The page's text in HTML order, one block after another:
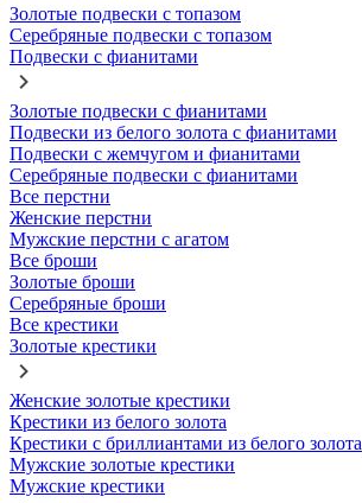
Золотые подвески с топазом
Серебряные подвески с топазом
Подвески с фианитами
Золотые подвески с фианитами
Подвески из белого золота с фианитами
Подвески с жемчугом и фианитами
Серебряные подвески с фианитами
Все перстни
Женские перстни
Мужские перстни с агатом
Все броши
Золотые броши
Серебряные броши
Все крестики
Золотые крестики
Женские золотые крестики
Крестики из белого золота
Крестики с бриллиантами из белого золота
Мужские золотые крестики
Мужские крестики